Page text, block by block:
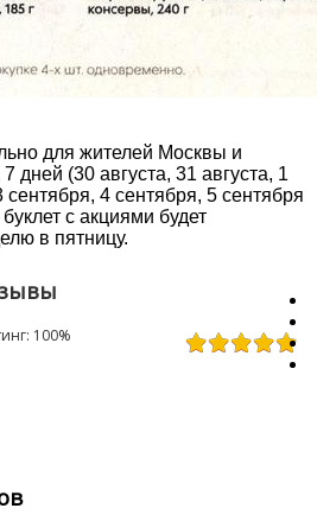
для жителей Москвы и
дней (30 августа, 31 августа, 1
4 сентября, 5 сентября
с акциями будет
в пятницу.
100%